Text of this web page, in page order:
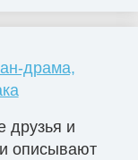
драма,
друзья и
описывают